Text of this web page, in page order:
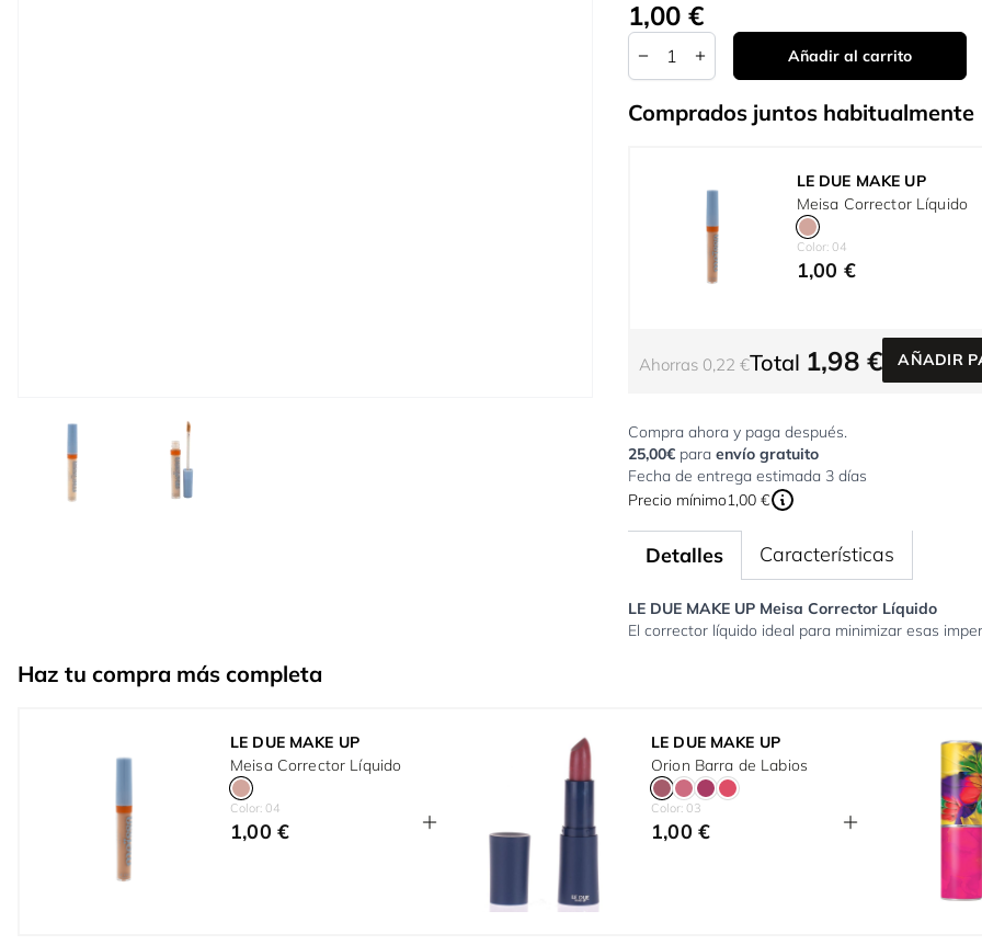
View larger imageView larger image
Tan bajo como:
1,00 €
Cantidad
Añadir al carrito
Comprados juntos habitualmente
LE DUE MAKE UP
Meisa Corrector Líquido
Color: 04
1,00 €
Ahorras 0,22 €Total 1,98 € AÑADIR
Compra ahora y paga después.
25,00€ para envío gratuito
Fecha de entrega estimada 3 días
Precio mínimo1,00 €
Detalles
LE DUE MAKE UP Meisa Corrector Líquido
El corrector líquido ideal para minimizar esas
Características
Haz tu compra más completa
LE DUE MAKE UP
Meisa Corrector Líquido
Color: 04
1,00 €
LE DUE MAKE UP
Orion Barra de Labios
Color: 03
1,00 €